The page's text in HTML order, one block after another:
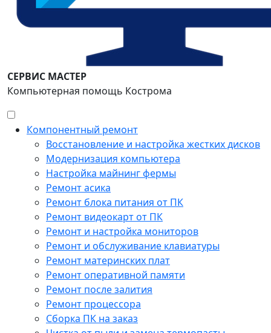
СЕРВИС МАСТЕР
Компьютерная помощь Кострома
Компонентный ремонт
Восстановление и настройка жестких дисков
Модернизация компьютера
Настройка майнинг фермы
Ремонт асика
Ремонт блока питания от ПК
Ремонт видеокарт от ПК
Ремонт и настройка мониторов
Ремонт и обслуживание клавиатуры
Ремонт материнских плат
Ремонт оперативной памяти
Ремонт после залития
Ремонт процессора
Сборка ПК на заказ